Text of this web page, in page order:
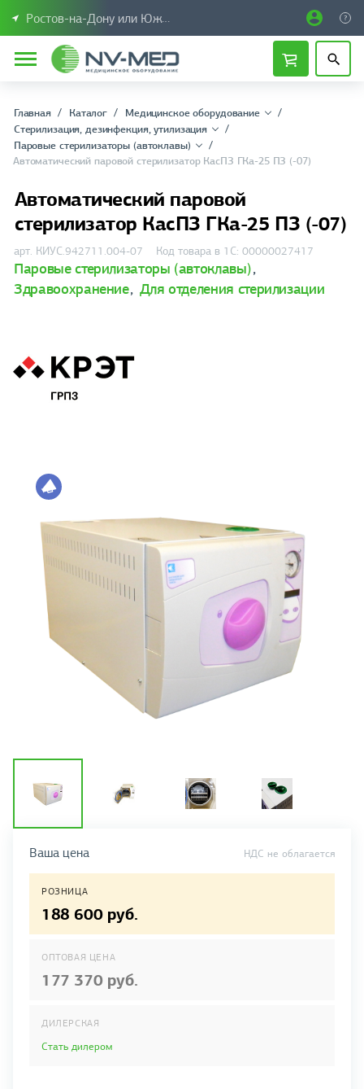
Ростов-на-Дону или Южный Федеральный округ
Главная Каталог
Медицинское оборудование
Стерилизация, дезинфекция, утилизация
Паровые стерилизаторы (автоклавы)
Автоматический паровой стерилизатор КасПЗ ГКа-25 ПЗ (-07)
Автоматический паровой
стерилизатор КасПЗ ГКа-25 ПЗ (-07)
арт. КИУС.942711.004-07 Код товара в 1С: 00000027417
Паровые стерилизаторы (автоклавы),
Здравоохранение, Для отделения стерилизации
Ваша цена НДС не облагается
РОЗНИЦА
188 600 руб.
ОПТОВАЯ ЦЕНА
177 370 руб.
ДИЛЕРСКАЯ
Стать дилером